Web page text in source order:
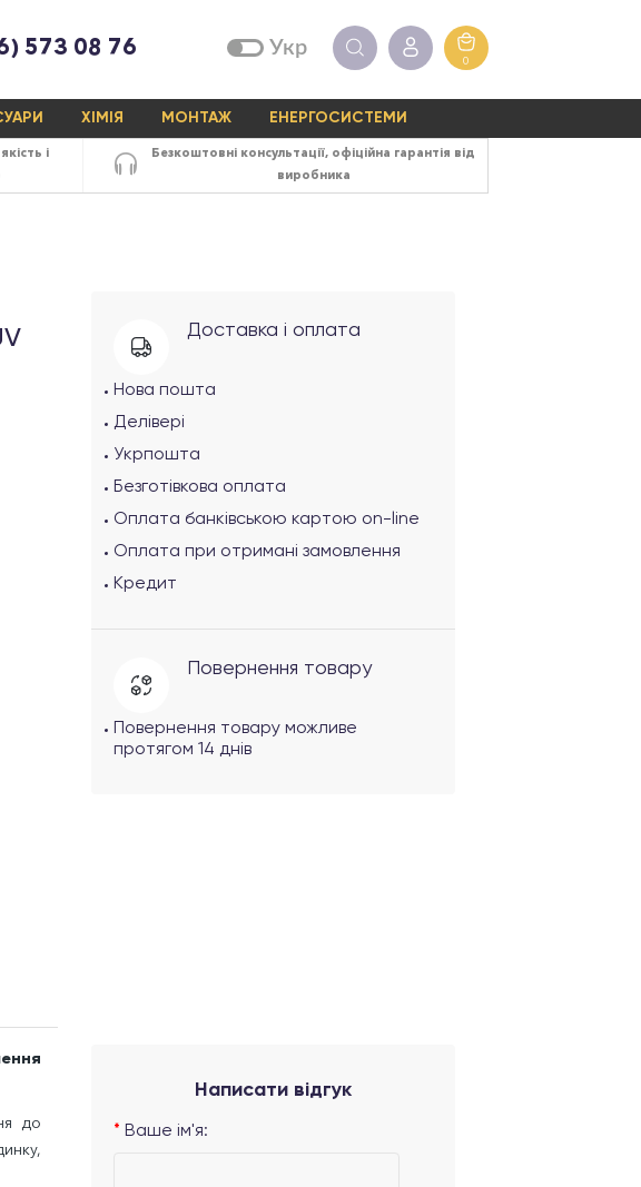
573 08 76 Укр
0
ХІМІЯ МОНТАЖ ЕНЕРГОСИСТЕМИ
і
Безкоштовні консультації, офіційна гарантія від
виробника
Доставка і оплата
Нова пошта
Делівері
Укрпошта
Безготівкова оплата
Оплата банківською картою on-line
Оплата при отримані замовлення
Кредит
Повернення товару
Повернення товару можливе
протягом 14 днів
до
Написати відгук
Ваше ім'я: